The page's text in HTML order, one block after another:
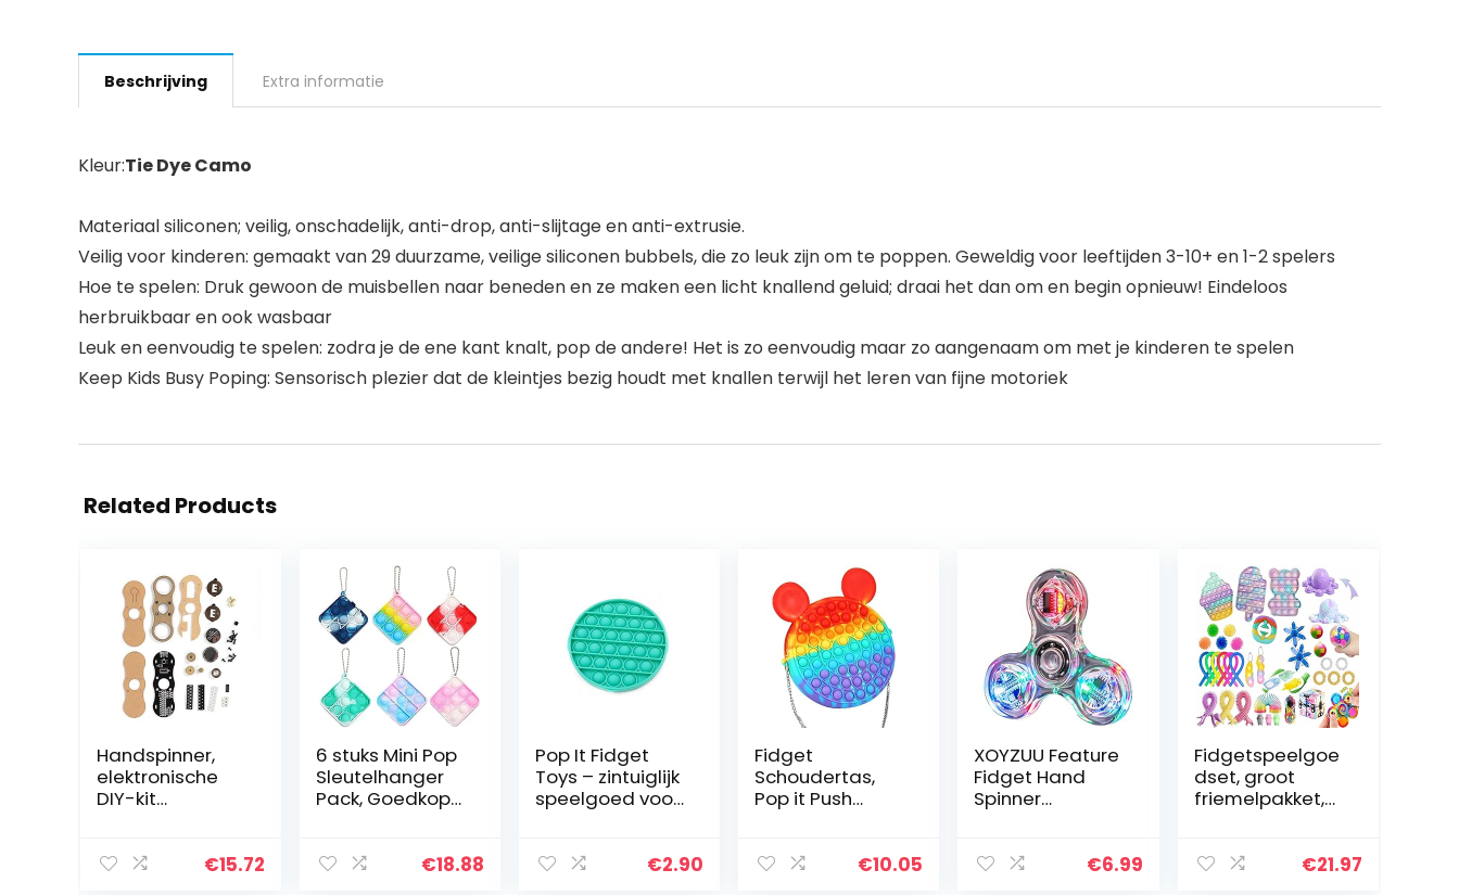
Beschrijving Extra informatie
Kleur:Tie Dye Camo
Materiaal siliconen; veilig, onschadelijk, anti-drop, anti-slijtage en anti-extrusie.
Veilig voor kinderen: gemaakt van 29 duurzame, veilige siliconen bubbels, die zo leuk zijn om te poppen. Geweldig voor leeftijden 3-10+ en 1-2 spelers
Hoe te spelen: Druk gewoon de muisbellen naar beneden en ze maken een licht knallend geluid; draai het dan om en begin opnieuw! Eindeloos
herbruikbaar en ook wasbaar
Leuk en eenvoudig te spelen: zodra je de ene kant knalt, pop de andere! Het is zo eenvoudig maar zo aangenaam om met je kinderen te spelen
Keep Kids Busy Poping: Sensorisch plezier dat de kleintjes bezig houdt met knallen terwijl het leren van fijne motoriek
Related Products
Handspinner,
elektronische
DIY-kit
met coole en
€15.72
6 stuks Mini Pop
Sleutelhanger
Pack, Goedkope
Set, Push Bubble
€18.88
Pop It Fidget
Toys – zintuiglijk
speelgoed voor
, ADHD – perfect
€2.90
Fidget
Schoudertas,
Pop it Push
Bag, Siliconen
€10.05
XOYZUU Feature
Fidget Hand
Spinner
Spinner,Led Light
€6.99
Fidgetspeelgoe
dset, groot
friemelpakket,
mesh pop
€21.97